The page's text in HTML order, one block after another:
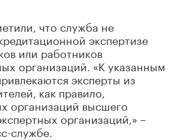
что служба не
экспертизе
или работников
организаций. «К указанным
эксперты из
как правило,
организаций высшего
организаций,» –
службе.